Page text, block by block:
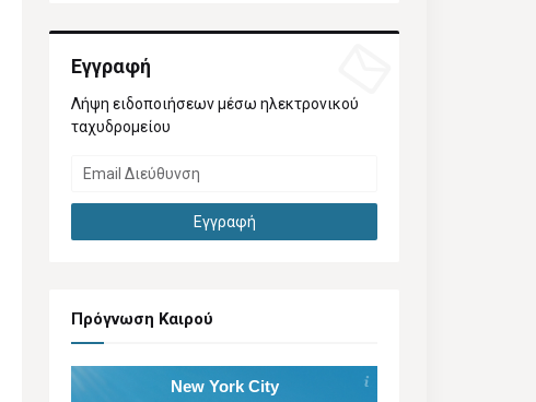
Εγγραφή
Λήψη ειδοποιήσεων μέσω ηλεκτρονικού
ταχυδρομείου
Πρόγνωση Καιρού
New York City